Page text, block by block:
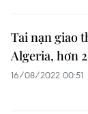
Tai nạn giao
Algeria, hơn
16/08/2022 00:51